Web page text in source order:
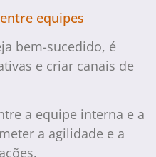
equipes
bem-sucedido, é
e criar canais de
a equipe interna e a
a agilidade e a